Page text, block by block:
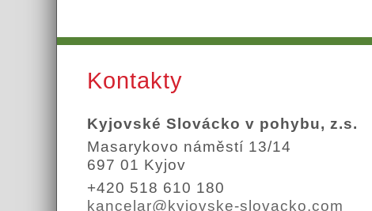
Kontakty
Kyjovské Slovácko v pohybu, z.s.
Masarykovo náměstí 13/14
697 01 Kyjov
+420 518 610 180
kancelar@kyjovske-slovacko.com